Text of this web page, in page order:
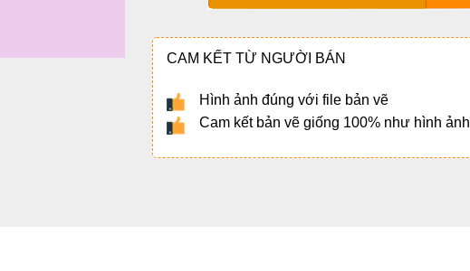
CAM KẾT TỪ NGƯỜI BÁN
Hình ảnh đúng với file bản vẽ
Cam kết bản vẽ giống 100% như hình ảnh